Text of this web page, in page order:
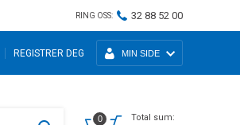
RING OSS: 32 88 52 00
MIN SIDE
REGISTRER DEG
0 Total sum: